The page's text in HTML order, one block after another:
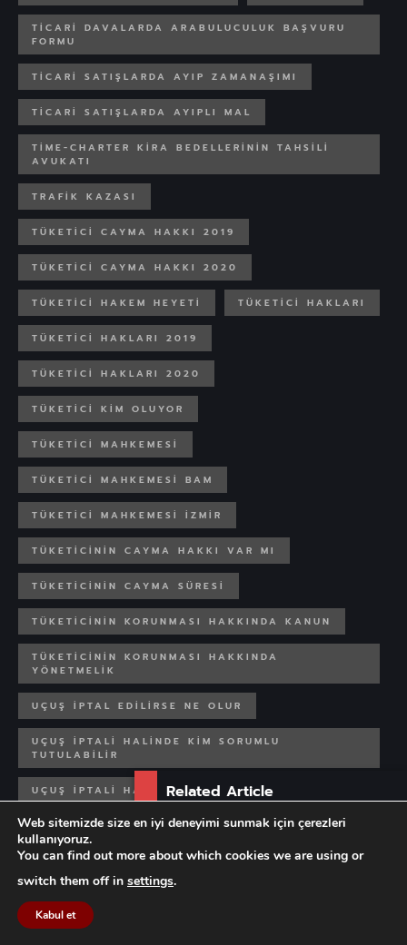
TICARI DAVALARDA ARABULUCULUK BAŞVURU
FORMU
TICARI SATIŞLARDA AYIP ZAMANAŞIMI
TICARI SATIŞLARDA AYIPLI MAL
TIME-CHARTER KIRA BEDELLERININ TAHSILI
AVUKATI
TRAFIK KAZASI
TÜKETICI CAYMA HAKKI 2019
TÜKETICI CAYMA HAKKI 2020
TÜKETICI HAKEM HEYETI TÜKETICI HAKLARI
TÜKETICI HAKLARI 2019
TÜKETICI HAKLARI 2020
TÜKETICI KIM OLUYOR
TÜKETICI MAHKEMESI
TÜKETICI MAHKEMESI BAM
TÜKETICI MAHKEMESI IZMIR
TÜKETICININ CAYMA HAKKI VAR MI
TÜKETICININ CAYMA SÜRESI
TÜKETICININ KORUNMASI HAKKINDA KANUN
TÜKETICININ KORUNMASI HAKKINDA
YÖNETMELIK
UÇUŞ IPTAL EDILIRSE NE OLUR
UÇUŞ IPTALI HALINDE KIM SORUMLU
TUTULABILIR
UÇUŞ IPTALI HALINDE NE YAPABILIRIM
UÇUŞ IPTALI HALINDE NEREYE BAŞVURABILIRIM
UÇUŞ IPTALI HALINDE YOLCU HAKLARI
KIM SORUMLU TUTULABILIR
Related Article
Tek Taraflı İzin Uygulaması
Web sitemizde size en iyi deneyimi sunmak için çerezleri
kullanıyoruz.
You can find out more about which cookies we are using or
switch them off in settings.
Kabul et